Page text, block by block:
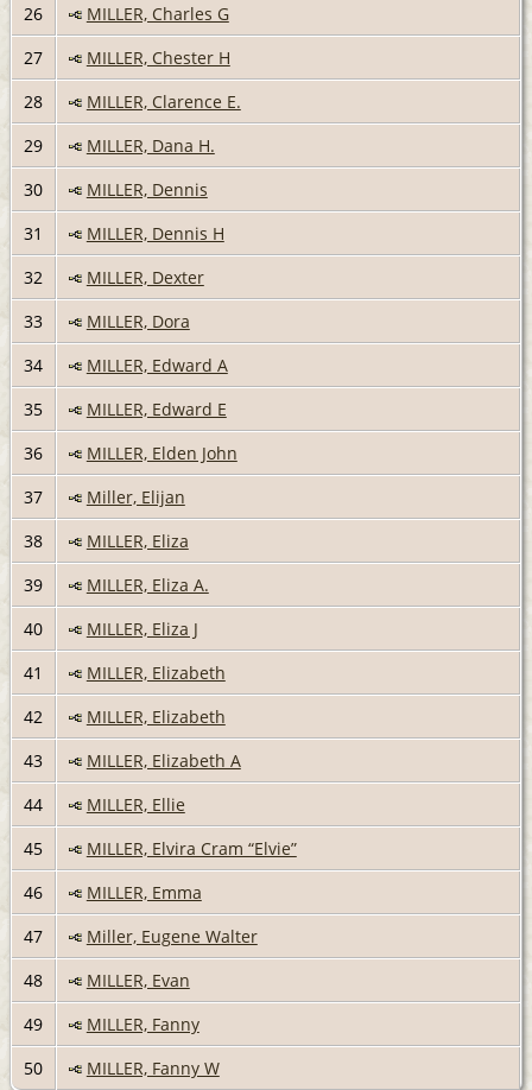
26
MILLER, Charles G
27
MILLER, Chester H
28
MILLER, Clarence E.
29
MILLER, Dana H.
30
MILLER, Dennis
31
MILLER, Dennis H
32
MILLER, Dexter
33
MILLER, Dora
34
MILLER, Edward A
35
MILLER, Edward E
36
MILLER, Elden John
37
Miller, Elijan
38
MILLER, Eliza
39
MILLER, Eliza A.
40
MILLER, Eliza J
41
MILLER, Elizabeth
42
MILLER, Elizabeth
43
MILLER, Elizabeth A
44
MILLER, Ellie
45
MILLER, Elvira Cram “Elvie”
46
MILLER, Emma
47
Miller, Eugene Walter
48
MILLER, Evan
49
MILLER, Fanny
50
MILLER, Fanny W